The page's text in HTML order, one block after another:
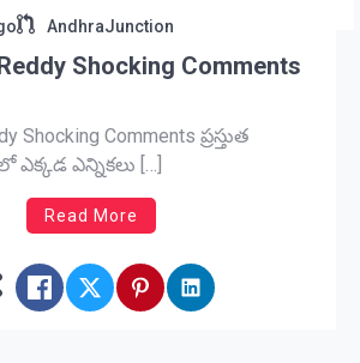
AndhraJunction
Shocking Comments
Shocking Comments ప్రస్తుత
ఎక్కడ ఎన్నికలు […]
Read More